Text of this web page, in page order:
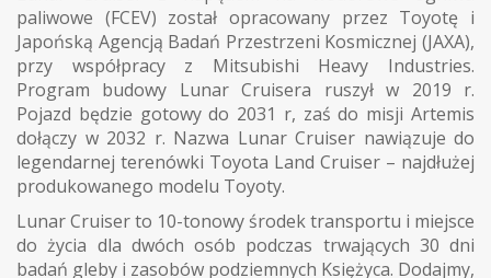
paliwowe (FCEV) został opracowany przez Toyotę i
Japońską Agencją Badań Przestrzeni Kosmicznej (JAXA),
przy współpracy z Mitsubishi Heavy Industries.
Program budowy Lunar Cruisera ruszył w 2019 r.
Pojazd będzie gotowy do 2031 r, zaś do misji Artemis
dołączy w 2032 r. Nazwa Lunar Cruiser nawiązuje do
legendarnej terenówki Toyota Land Cruiser – najdłużej
produkowanego modelu Toyoty.
Lunar Cruiser to 10-tonowy środek transportu i miejsce
do życia dla dwóch osób podczas trwających 30 dni
badań gleby i zasobów podziemnych Księżyca. Dodajmy,